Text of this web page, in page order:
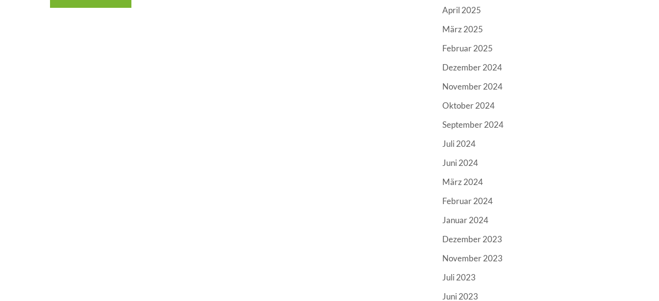
April 2025
März 2025
Februar 2025
Dezember 2024
November 2024
Oktober 2024
September 2024
Juli 2024
Juni 2024
März 2024
Februar 2024
Januar 2024
Dezember 2023
November 2023
Juli 2023
Juni 2023